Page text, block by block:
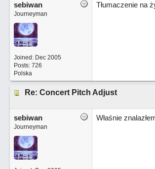
sebiwan
Journeyman
Joined: Dec 2005
Posts: 726
Polska
Tłumaczenie na
Re: Concert Pitch Adjust
sebiwan
Journeyman
Właśnie